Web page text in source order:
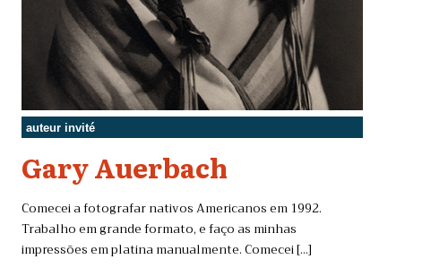
auteur invité
Gary Auerbach
Comecei a fotografar nativos Americanos em 1992.
Trabalho em grande formato, e faço as minhas
impressões em platina manualmente. Comecei [...]